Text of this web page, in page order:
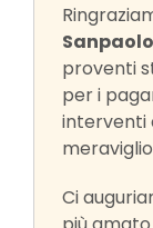
Sanpaolo
proventi
per i
interventi
Ci